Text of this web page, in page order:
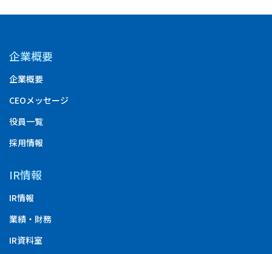
企業概要
企業概要
CEOメッセージ
役員一覧
採用情報
IR情報
IR情報
業績・財務
IR資料室